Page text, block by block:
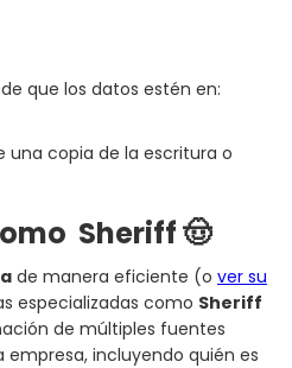
que los datos estén en:
una copia de la escritura o
Sheriff 🤠
de manera eficiente (o ver su
especializadas como Sheriff
de múltiples fuentes
incluyendo quién es